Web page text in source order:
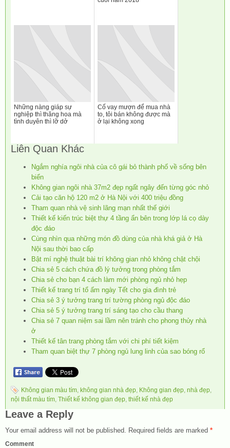
Những nàng giáp sự
nghiệp thì thăng hoa mà
tình duyên thì lỡ dở
Cố vay mượn để mua nhà
to, tôi bán không được mà
ở lại không xong
Liên Quan Khác
Ngắm nghía ngôi nhà của cô gái bỏ thành phố về sống bên
biển
Không gian ngôi nhà 37m2 đẹp ngất ngây đến từng góc nhỏ
Cải tạo căn hộ 120 m2 ở Hà Nội với 400 triệu đồng
Tham quan nhà vệ sinh lãng mạn nhất thế giới
Thiết kế kiến trúc biệt thự 4 tầng ẩn bên trong lớp lá cọ dày
độc đáo
Cùng nhìn qua những món đồ dùng của nhà khá giả ở Hà
Nội sau thời bao cấp
Bật mí nghệ thuật bài trí không gian nhỏ không chật chội
Chia sẻ 5 cách chứa đồ lý tưởng trong phòng tắm
Chia sẻ cho bạn 4 cách làm mới phòng ngủ nhỏ hẹp
Thiết kế trang trí tổ ấm ngày Tết cho gia đình trẻ
Chia sẻ 3 ý tưởng trang trí tường phòng ngủ độc đáo
Chia sẻ 5 ý tưởng trang trí sáng tạo cho cầu thang
Chia sẻ 7 quan niệm sai lầm nên tránh cho phong thủy nhà
ở
Thiết kế tân trang phòng tắm với chi phí tiết kiệm
Tham quan biệt thự 7 phòng ngủ lung linh của sao bóng rổ
Không gian màu tím, không gian nhà đẹp, Không gian đẹp, nhà đẹp,
nội thất màu tím, Thiết kế không gian đẹp, thiết kế nhà đẹp
Leave a Reply
Your email address will not be published. Required fields are marked *
Comment